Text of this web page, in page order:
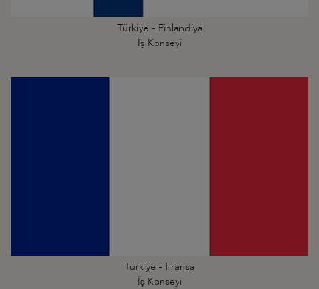
Türkiye - Finlandiya
İş Konseyi
Türkiye - Fransa
İş Konseyi